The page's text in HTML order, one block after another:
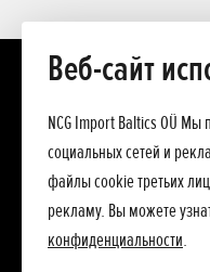
Веб-сайт
NCG Import Baltics OÜ
социальных сетей и
файлы cookie третьих
рекламу. Вы можете
конфиденциальности.